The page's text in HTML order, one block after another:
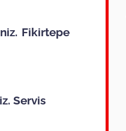
Fikirtepe
Servis